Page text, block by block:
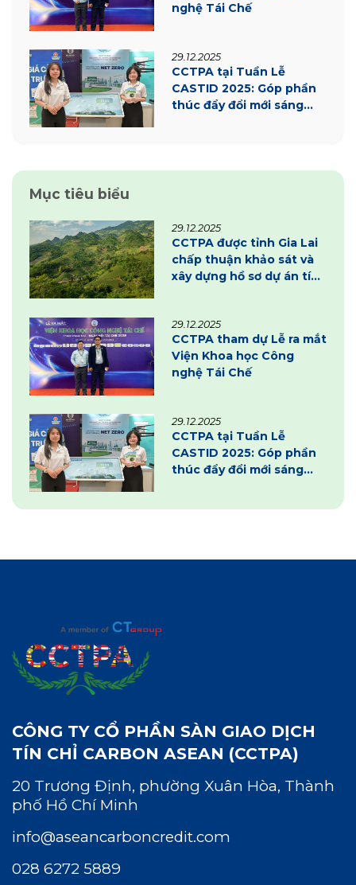
nghệ Tái Chế
29.12.2025
CCTPA tại Tuần Lễ
CASTID 2025: Góp phần
thúc đẩy đổi mới sáng
Mục tiêu biểu
29.12.2025
CCTPA được tỉnh Gia Lai
chấp thuận khảo sát và
xây dựng hồ sơ dự án tín
29.12.2025
CCTPA tham dự Lễ ra mắt
Viện Khoa học Công
nghệ Tái Chế
29.12.2025
CCTPA tại Tuần Lễ
CASTID 2025: Góp phần
thúc đẩy đổi mới sáng
CÔNG TY CỔ PHẦN SÀN GIAO DỊCH
TÍN CHỈ CARBON ASEAN (CCTPA)
20 Trương Định, phường Xuân Hòa, Thành
phố Hồ Chí Minh
info@aseancarboncredit.com
028 6272 5889